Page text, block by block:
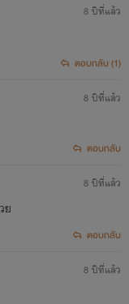
วามน้อยใจ
ไปได้ละน่ารำคาญ!"
นกับเค้าจนล้มพับ
ระตูใส่หน้าหล่อน
ที่ 2 ด้วยนะคะ <<
8 ปีที่แล้ว
ตอบกลับ (1)
8 ปีที่แล้ว
ตอบกลับ
ย
8 ปีที่แล้ว
ตอบกลับ
8 ปีที่แล้ว